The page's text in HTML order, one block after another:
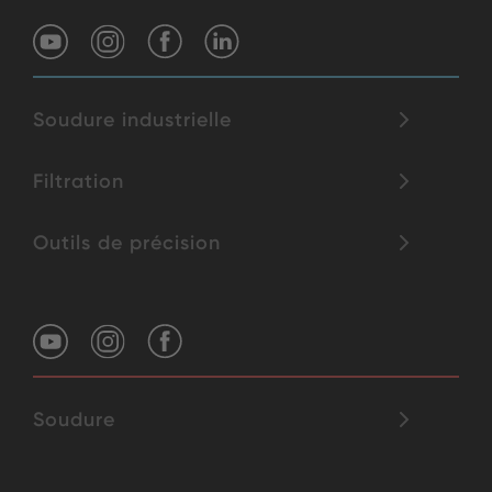
Soudure industrielle
Filtration
Outils de précision
Soudure